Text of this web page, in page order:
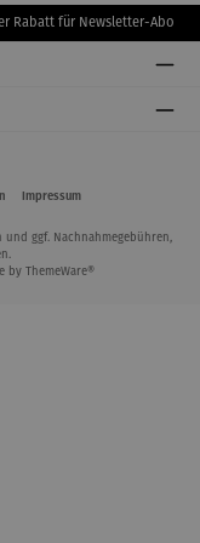
Rabatt für Newsletter-Abo
Impressum
und ggf. Nachnahmegebühren,
by ThemeWare®